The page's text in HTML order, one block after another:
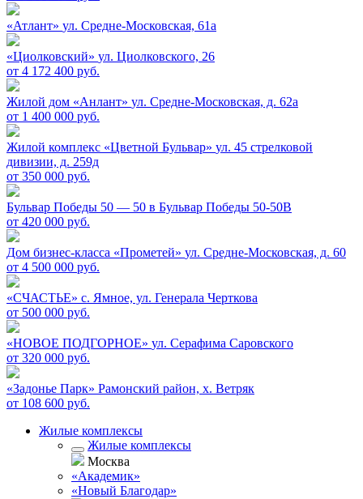
«Атлант» ул. Средне-Московская, 61а
«Циолковский» ул. Циолковского, 26
от 4 172 400 руб.
Жилой дом «Анлант» ул. Средне-Московская, д. 62а
от 1 400 000 руб.
Жилой комплекс «Цветной Бульвар» ул. 45 стрелковой
дивизии, д. 259д
от 350 000 руб.
Бульвар Победы 50 — 50 в Бульвар Победы 50-50В
от 420 000 руб.
Дом бизнес-класса «Прометей» ул. Средне-Московская, д. 60
от 4 500 000 руб.
«СЧАСТЬЕ» c. Ямное, ул. Генерала Черткова
от 500 000 руб.
«НОВОЕ ПОДГОРНОЕ» ул. Серафима Саровского
от 320 000 руб.
«Задонье Парк» Рамонский район, х. Ветряк
от 108 600 руб.
Жилые комплексы
Жилые комплексы
Москва
«Академик»
«Новый Благодар»